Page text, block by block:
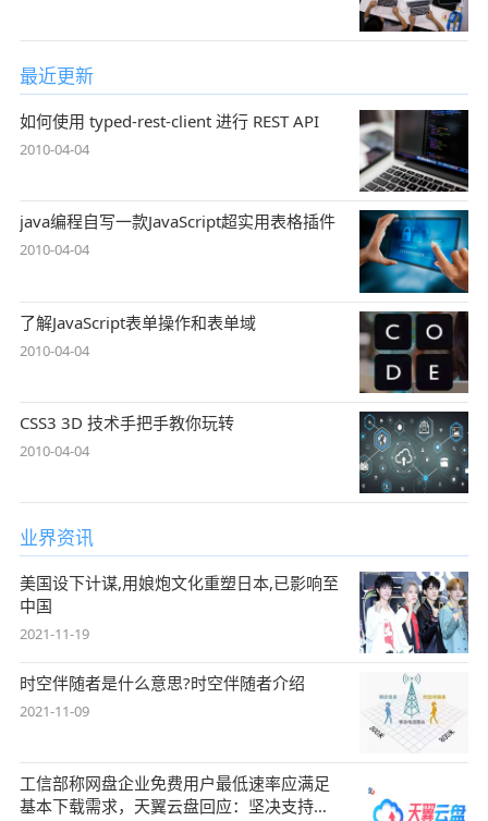
最近更新
如何使用 typed-rest-client 进行 REST API
2010-04-04
java编程自写一款JavaScript超实用表格插件
2010-04-04
了解JavaScript表单操作和表单域
2010-04-04
CSS3 3D 技术手把手教你玩转
2010-04-04
业界资讯
美国设下计谋,用娘炮文化重塑日本,已影响至
中国
2021-11-19
时空伴随者是什么意思?时空伴随者介绍
2021-11-09
工信部称网盘企业免费用户最低速率应满足
基本下载需求，天翼云盘回应：坚决支持，